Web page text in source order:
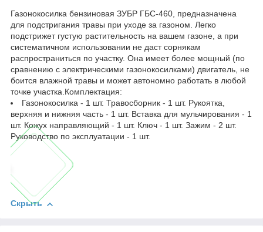
Газонокосилка бензиновая ЗУБР ГБС-460, предназначена
для подстригания травы при уходе за газоном. Легко
подстрижет густую растительность на вашем газоне, а при
систематичном использовании не даст сорнякам
распространиться по участку. Она имеет более мощный (по
сравнению с электрическими газонокосилками) двигатель, не
боится влажной травы и может автономно работать в любой
точке участка.Комплектация:
Газонокосилка - 1 шт. Травосборник - 1 шт. Рукоятка,
верхняя и нижняя часть - 1 шт. Вставка для мульчирования - 1
шт. Кожух направляющий - 1 шт. Ключ - 1 шт. Зажим - 2 шт.
Руководство по эксплуатации - 1 шт.
Скрыть